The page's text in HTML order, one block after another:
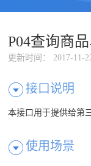
P04查询商
更新时间 ： 2017-11-
接口说明
本接口用于提供给第
使用场景